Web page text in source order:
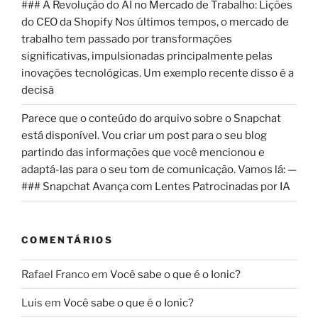
### A Revolução do AI no Mercado de Trabalho: Lições
do CEO da Shopify Nos últimos tempos, o mercado de
trabalho tem passado por transformações
significativas, impulsionadas principalmente pelas
inovações tecnológicas. Um exemplo recente disso é a
decisã
Parece que o conteúdo do arquivo sobre o Snapchat
está disponível. Vou criar um post para o seu blog
partindo das informações que você mencionou e
adaptá-las para o seu tom de comunicação. Vamos lá: —
### Snapchat Avança com Lentes Patrocinadas por IA
COMENTÁRIOS
Rafael Francoem Você sabe o que é o Ionic?
Luis em Você sabe o que é o Ionic?